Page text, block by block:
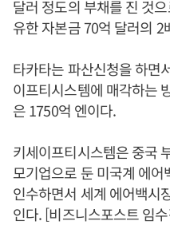
달러 정도의 부채를 진 것
유한 자본금 70억 달러의 2
타카타는 파산신청을 하면
이프티시스템에 매각하는
은 1750억 엔이다.
키세이프티시스템은 중국
모기업으로 둔 미국계 에
인수하면서 세계 에어백시
인다. [비즈니스포스트 임